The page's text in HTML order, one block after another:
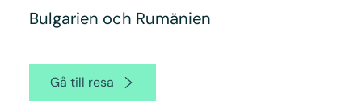
Bulgarien och Rumänien
Gå till resa